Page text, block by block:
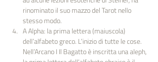
rinominato il suo mazzo del Tarot nello
stesso modo.
A Alpha: la prima lettera (maiuscola)
dell’alfabeto greco. L’inizio di tutte le cose.
Nell’Arcano I Il Bagatto è inscritta una aleph,